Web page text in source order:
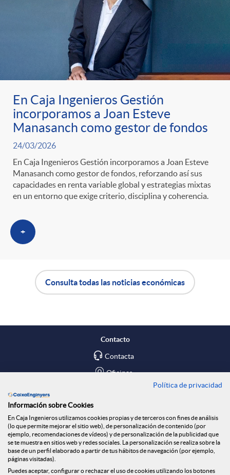
En Caja Ingenieros Gestión
incorporamos a Joan Esteve
Manasanch como gestor de fondos
24/03/2026
En Caja Ingenieros Gestión incorporamos a Joan Esteve
Manasanch como gestor de fondos, reforzando así sus
capacidades en renta variable global y estrategias mixtas
en un entorno que exige criterio, disciplina y coherencia.
+
p
i
c
a
o
ó
n
n
Consulta todas las noticias económicas
Contacto
Contacta
Oficinas
Blog
Social
Política de privacidad
Información sobre Cookies
En Caja Ingenieros utilizamos cookies propias y de terceros con fines de análisis
(lo que permite mejorar el sitio web), de personalización de contenido (por
ejemplo, recomendaciones de vídeos) y de personalización de la publicidad que
se te muestra en sitios web y redes sociales. La personalización se realiza sobre la
base de un perfil elaborado a partir de tus hábitos de navegación (por ejemplo,
páginas visitadas).
Puedes aceptar, configurar o rechazar el uso de cookies utilizando los botones